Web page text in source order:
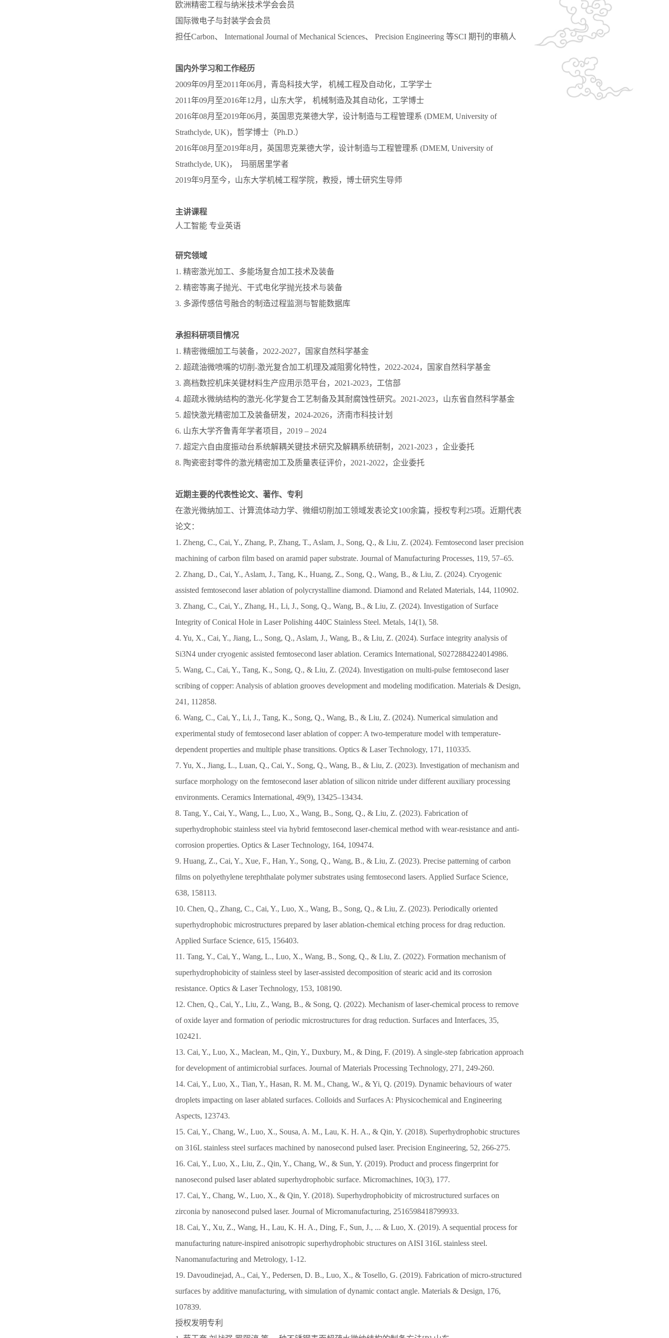
欧洲精密工程与纳米技术学会会员
国际微电子与封装学会会员
担任Carbon、 International Journal of Mechanical Sciences、 Precision Engineering 等SCI 期刊的审稿人
国内外学习和工作经历
2009年09月至2011年06月，青岛科技大学， 机械工程及自动化，工学学士
2011年09月至2016年12月，山东大学， 机械制造及其自动化，工学博士
2016年08月至2019年06月，英国思克莱德大学，设计制造与工程管理系 (DMEM, University of
Strathclyde, UK)，哲学博士（Ph.D.）
2016年08月至2019年8月，英国思克莱德大学，设计制造与工程管理系 (DMEM, University of
Strathclyde, UK)， 玛丽居里学者
2019年9月至今，山东大学机械工程学院，教授，博士研究生导师
主讲课程
人工智能 专业英语
研究领域
1. 精密激光加工、多能场复合加工技术及装备
2. 精密等离子抛光、干式电化学抛光技术与装备
3. 多源传感信号融合的制造过程监测与智能数据库
承担科研项目情况
1. 精密微细加工与装备，2022-2027，国家自然科学基金
2. 超疏油微喷嘴的切削-激光复合加工机理及减阻雾化特性，2022-2024，国家自然科学基金
3. 高档数控机床关键材料生产应用示范平台，2021-2023，工信部
4. 超疏水微纳结构的激光-化学复合工艺制备及其耐腐蚀性研究。2021-2023，山东省自然科学基金
5. 超快激光精密加工及装备研发，2024-2026，济南市科技计划
6. 山东大学齐鲁青年学者项目，2019 – 2024
7. 超定六自由度振动台系统解耦关键技术研究及解耦系统研制，2021-2023 ，企业委托
8. 陶瓷密封零件的激光精密加工及质量表征评价，2021-2022，企业委托
近期主要的代表性论文、著作、专利
在激光微纳加工、计算流体动力学、微细切削加工领域发表论文100余篇，授权专利25项。近期代表
论文：
1. Zheng, C., Cai, Y., Zhang, P., Zhang, T., Aslam, J., Song, Q., & Liu, Z. (2024). Femtosecond laser precision
machining of carbon film based on aramid paper substrate. Journal of Manufacturing Processes, 119, 57–65.
2. Zhang, D., Cai, Y., Aslam, J., Tang, K., Huang, Z., Song, Q., Wang, B., & Liu, Z. (2024). Cryogenic
assisted femtosecond laser ablation of polycrystalline diamond. Diamond and Related Materials, 144, 110902.
3. Zhang, C., Cai, Y., Zhang, H., Li, J., Song, Q., Wang, B., & Liu, Z. (2024). Investigation of Surface
Integrity of Conical Hole in Laser Polishing 440C Stainless Steel. Metals, 14(1), 58.
4. Yu, X., Cai, Y., Jiang, L., Song, Q., Aslam, J., Wang, B., & Liu, Z. (2024). Surface integrity analysis of
Si3N4 under cryogenic assisted femtosecond laser ablation. Ceramics International, S0272884224014986.
5. Wang, C., Cai, Y., Tang, K., Song, Q., & Liu, Z. (2024). Investigation on multi-pulse femtosecond laser
scribing of copper: Analysis of ablation grooves development and modeling modification. Materials & Design,
241, 112858.
6. Wang, C., Cai, Y., Li, J., Tang, K., Song, Q., Wang, B., & Liu, Z. (2024). Numerical simulation and
experimental study of femtosecond laser ablation of copper: A two-temperature model with temperature-
dependent properties and multiple phase transitions. Optics & Laser Technology, 171, 110335.
7. Yu, X., Jiang, L., Luan, Q., Cai, Y., Song, Q., Wang, B., & Liu, Z. (2023). Investigation of mechanism and
surface morphology on the femtosecond laser ablation of silicon nitride under different auxiliary processing
environments. Ceramics International, 49(9), 13425–13434.
8. Tang, Y., Cai, Y., Wang, L., Luo, X., Wang, B., Song, Q., & Liu, Z. (2023). Fabrication of
superhydrophobic stainless steel via hybrid femtosecond laser-chemical method with wear-resistance and anti-
corrosion properties. Optics & Laser Technology, 164, 109474.
9. Huang, Z., Cai, Y., Xue, F., Han, Y., Song, Q., Wang, B., & Liu, Z. (2023). Precise patterning of carbon
films on polyethylene terephthalate polymer substrates using femtosecond lasers. Applied Surface Science,
638, 158113.
10. Chen, Q., Zhang, C., Cai, Y., Luo, X., Wang, B., Song, Q., & Liu, Z. (2023). Periodically oriented
superhydrophobic microstructures prepared by laser ablation-chemical etching process for drag reduction.
Applied Surface Science, 615, 156403.
11. Tang, Y., Cai, Y., Wang, L., Luo, X., Wang, B., Song, Q., & Liu, Z. (2022). Formation mechanism of
superhydrophobicity of stainless steel by laser-assisted decomposition of stearic acid and its corrosion
resistance. Optics & Laser Technology, 153, 108190.
12. Chen, Q., Cai, Y., Liu, Z., Wang, B., & Song, Q. (2022). Mechanism of laser-chemical process to remove
of oxide layer and formation of periodic microstructures for drag reduction. Surfaces and Interfaces, 35,
102421.
13. Cai, Y., Luo, X., Maclean, M., Qin, Y., Duxbury, M., & Ding, F. (2019). A single-step fabrication approach
for development of antimicrobial surfaces. Journal of Materials Processing Technology, 271, 249-260.
14. Cai, Y., Luo, X., Tian, Y., Hasan, R. M. M., Chang, W., & Yi, Q. (2019). Dynamic behaviours of water
droplets impacting on laser ablated surfaces. Colloids and Surfaces A: Physicochemical and Engineering
Aspects, 123743.
15. Cai, Y., Chang, W., Luo, X., Sousa, A. M., Lau, K. H. A., & Qin, Y. (2018). Superhydrophobic structures
on 316L stainless steel surfaces machined by nanosecond pulsed laser. Precision Engineering, 52, 266-275.
16. Cai, Y., Luo, X., Liu, Z., Qin, Y., Chang, W., & Sun, Y. (2019). Product and process fingerprint for
nanosecond pulsed laser ablated superhydrophobic surface. Micromachines, 10(3), 177.
17. Cai, Y., Chang, W., Luo, X., & Qin, Y. (2018). Superhydrophobicity of microstructured surfaces on
zirconia by nanosecond pulsed laser. Journal of Micromanufacturing, 2516598418799933.
18. Cai, Y., Xu, Z., Wang, H., Lau, K. H. A., Ding, F., Sun, J., ... & Luo, X. (2019). A sequential process for
manufacturing nature-inspired anisotropic superhydrophobic structures on AISI 316L stainless steel.
Nanomanufacturing and Metrology, 1-12.
19. Davoudinejad, A., Cai, Y., Pedersen, D. B., Luo, X., & Tosello, G. (2019). Fabrication of micro-structured
surfaces by additive manufacturing, with simulation of dynamic contact angle. Materials & Design, 176,
107839.
授权发明专利